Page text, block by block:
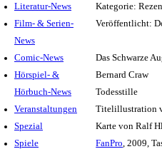
Literatur-News
Film- & Serien-
News
Comic-News
Hörspiel- &
Hörbuch-News
Veranstaltungen
Spezial
Spiele
Kategorie:
Veröffentlicht:
Das Schwarze
Bernard Craw
Todesstille
Titelillustration
Karte von Ralf
FanPro , 2009,